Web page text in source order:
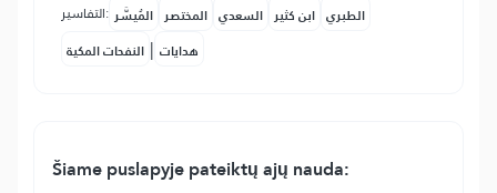
التفاسير: المُيسَّر المختصر السعدي ابن كثير الطبري
النفحات المكية | هدايات
Šiame puslapyje pateiktų ajų nauda: